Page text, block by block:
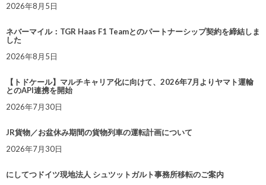
2026年8月5日
ネバーマイル：TGR Haas F1 Teamとのパートナーシップ契約を締結しま
した
2026年8月5日
【トドケール】マルチキャリア化に向けて、2026年7月よりヤマト運輸
とのAPI連携を開始
2026年7月30日
JR貨物／お盆休み期間の貨物列車の運転計画について
2026年7月30日
にしてつドイツ現地法人 シュツットガルト事務所移転のご案内